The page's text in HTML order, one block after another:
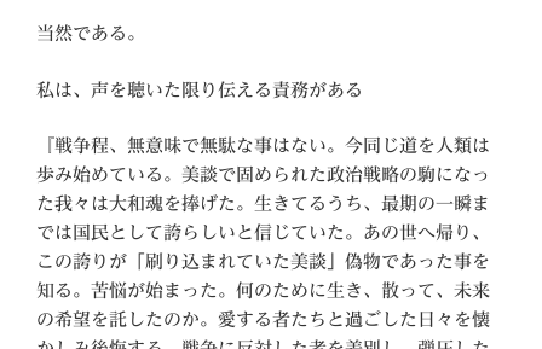
当然である。
私は、声を聴いた限り伝える責務がある
『戦争程、無意味で無駄な事はない。今同じ道を人類は
歩み始めている。美談で固められた政治戦略の駒になっ
た我々は大和魂を捧げた。生きてるうち、最期の一瞬ま
では国民として誇らしいと信じていた。あの世へ帰り、
この誇りが「刷り込まれていた美談」偽物であった事を
知る。苦悩が始まった。何のために生き、散って、未来
の希望を託したのか。愛する者たちと過ごした日々を懐